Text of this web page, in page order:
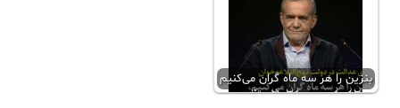
بنزین را هر سه ماه گران می‌کنیم